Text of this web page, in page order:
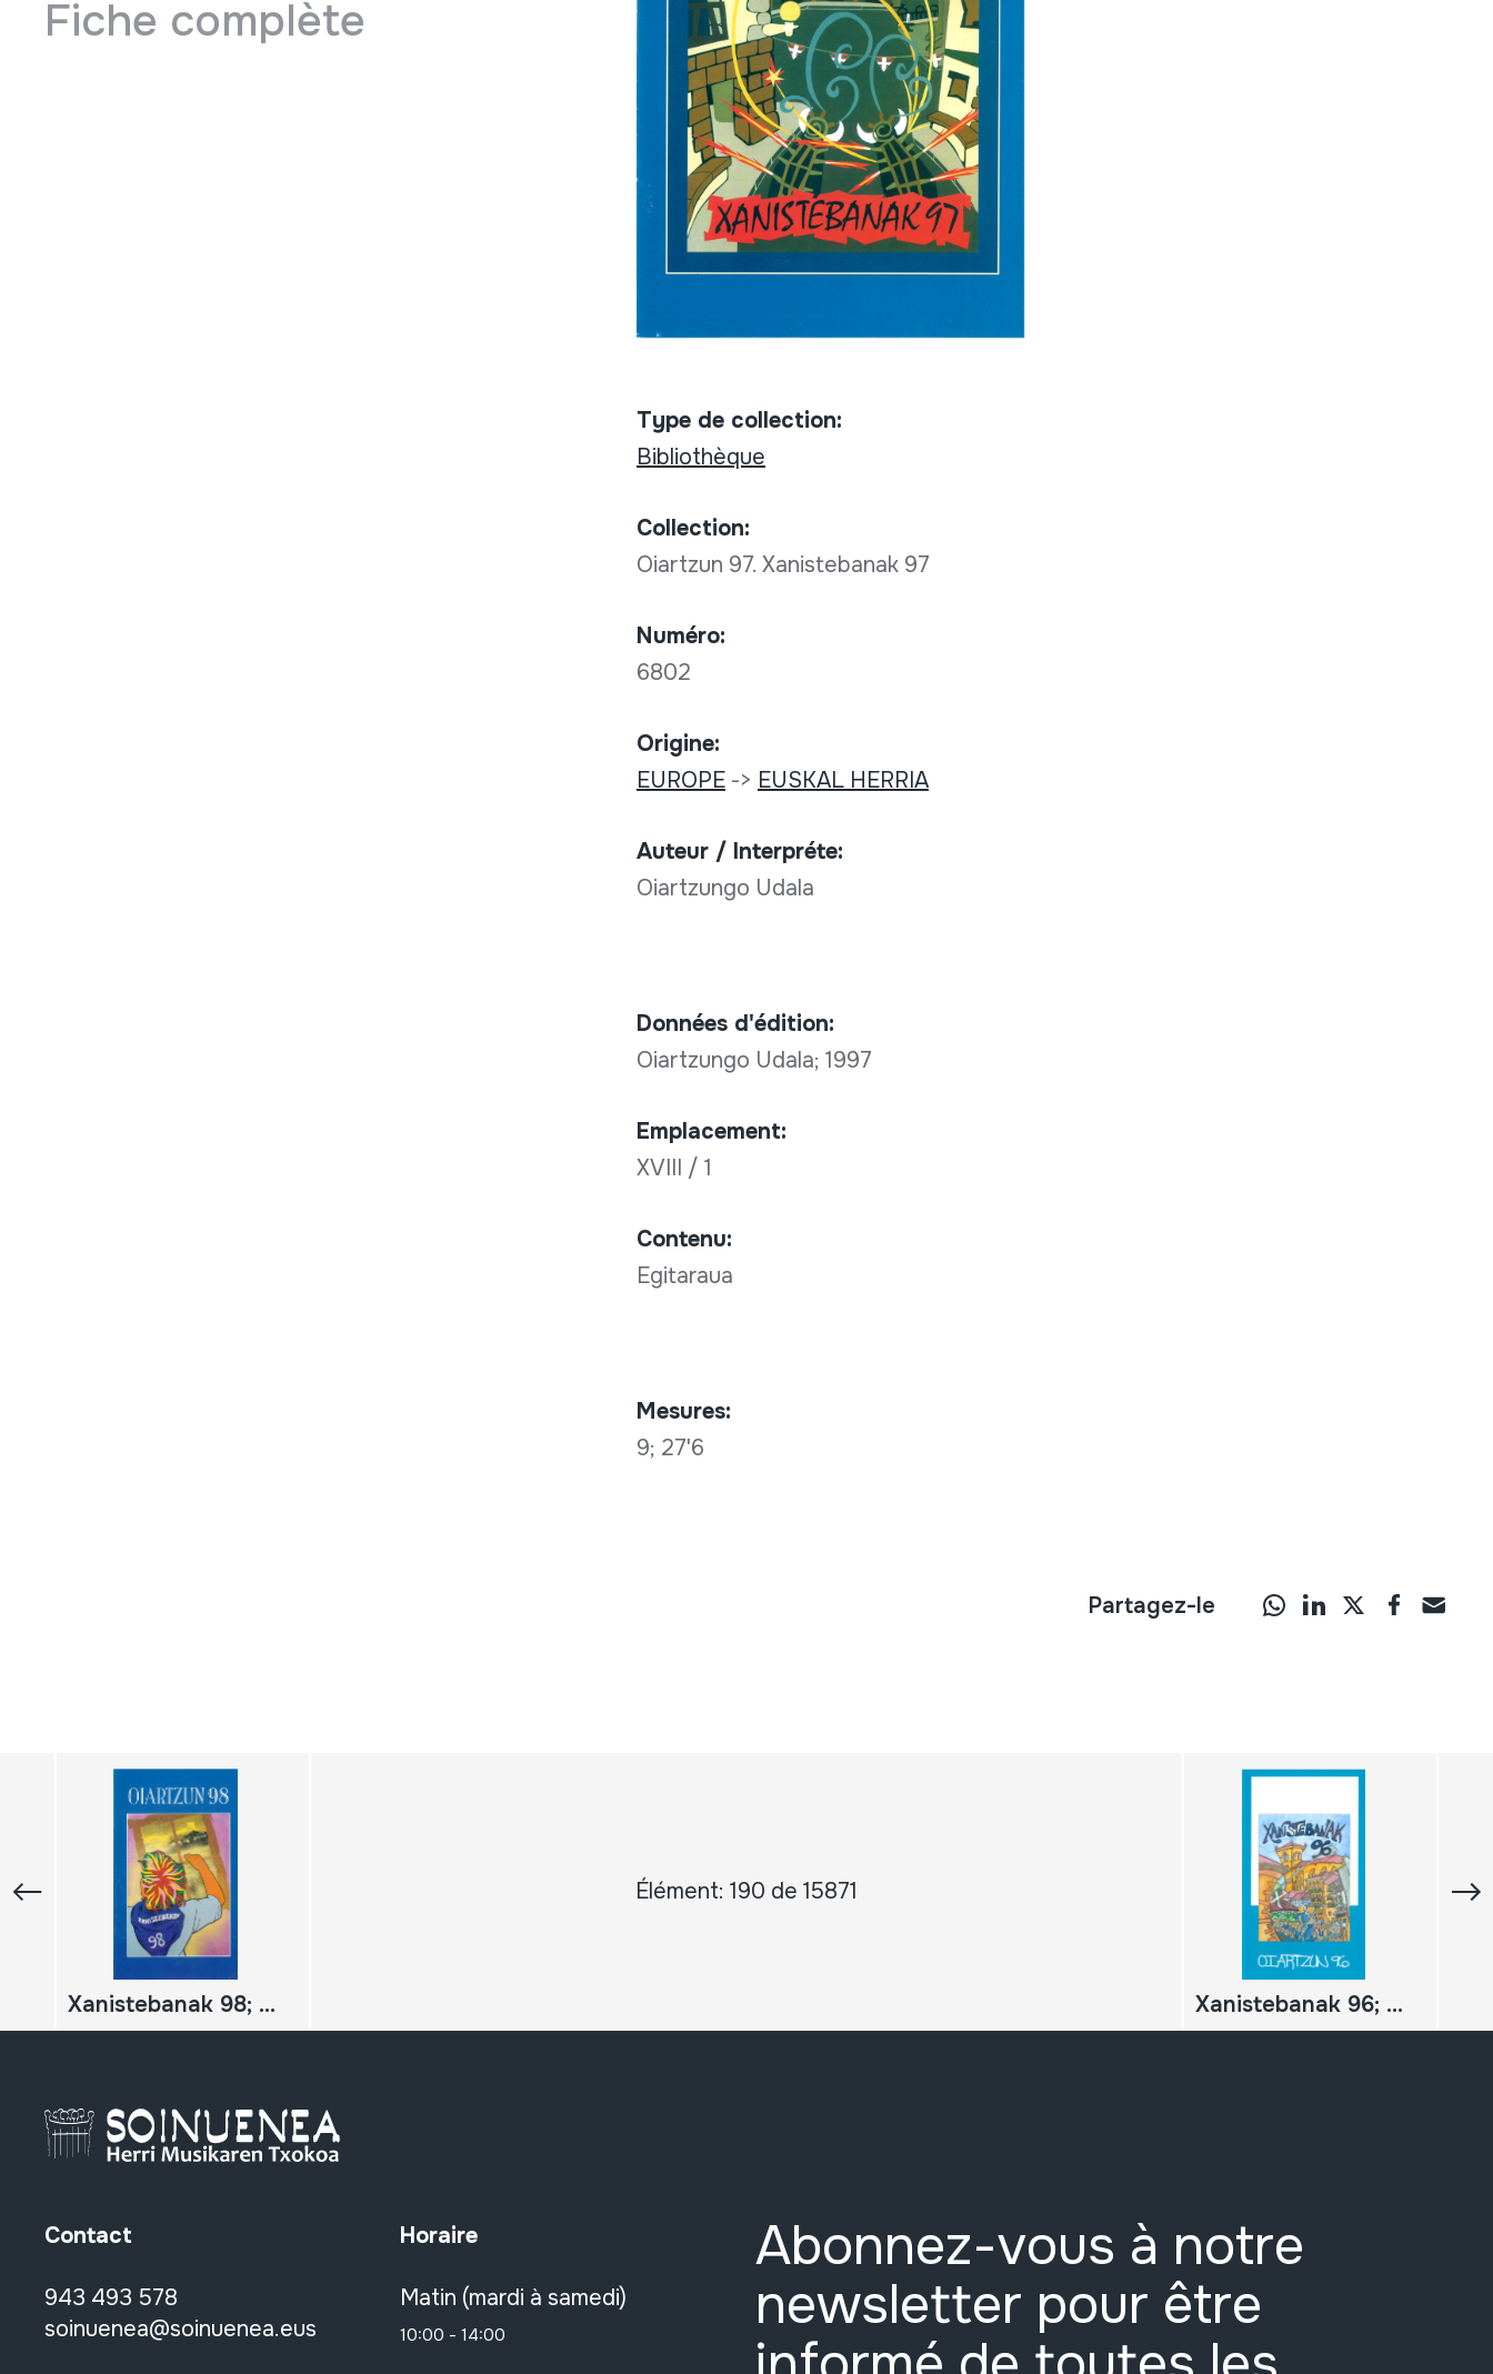
Fiche complète
Type de collection:
Bibliothèque
Collection:
Oiartzun 97. Xanistebanak 97
Numéro:
6802
Origine:
EUROPE-> EUSKAL HERRIA
Auteur / Interpréte:
Oiartzungo Udala
Données d'édition:
Oiartzungo Udala; 1997
Emplacement:
XVIII / 1
Contenu:
Egitaraua
Mesures:
9; 27'6
Partagez-le
Élément: 190 de 15871
Xanistebanak 98; Oiartzun 98; Festa ekintzen egitaraua Xanistebanak 96; Oiartzun 96; Festa ekintzen egitaraua
Contact
943 493 578
soinuenea@soinuenea.eus
Horaire
Matin (mardi à samedi)
10:00 - 14:00
Abonnez-vous à notre
newsletter pour être